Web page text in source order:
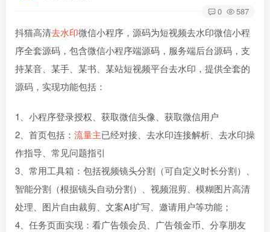
0 587
抖猫高清去水印微信小程序，源码为短视频去水印微信小程
序全套源码，包含微信小程序端源码，服务端后台源码，支
持某音、某手、某书、某站短视频平台去水印，提供全套的
源码，实现功能包括：
1、小程序登录授权、获取微信头像、获取微信用户
2、首页包括： 流量主已经对接、去水印连接解析、去水印操
作指导、常见问题指引
3、常用工具箱：包括视频镜头分割（可自定义时长分割）、
智能分割（根据镜头自动分割）、视频混剪、模糊图片高清
处理、图片自由裁剪、文案AI扩写、邀请用户等功能；
4、任务页面实现：看广告领会员、广告领金币、分享朋友